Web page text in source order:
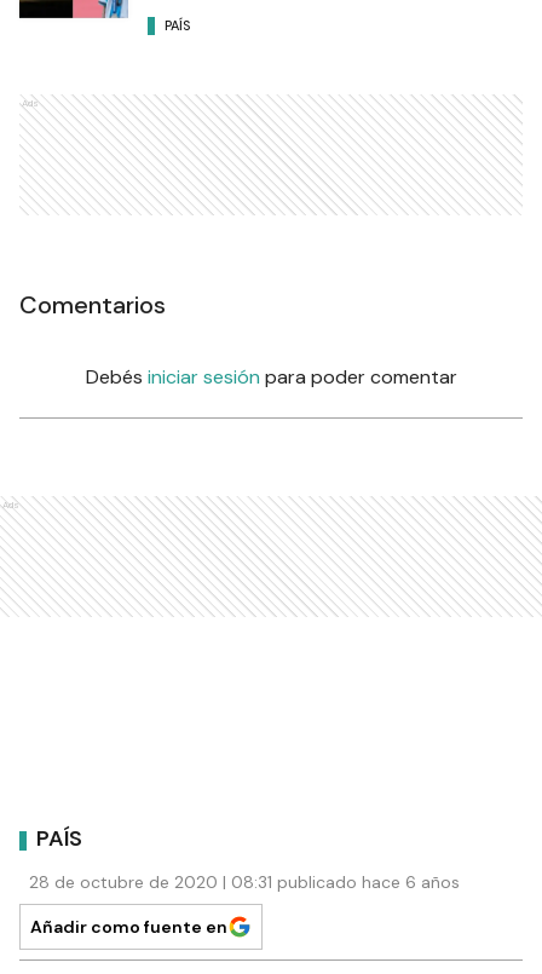
PAÍS
Ads
Comentarios
Debés iniciar sesión para poder comentar
Ads
PAÍS
28 de octubre de 2020 | 08:31 publicado hace 6 años
Añadir como fuente en